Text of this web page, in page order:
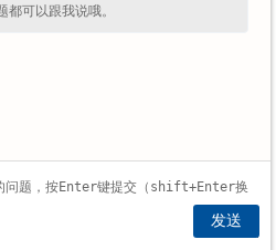
一定的间隙，当受到外载荷
变能。
筛
都可以跟我说哦。
发送